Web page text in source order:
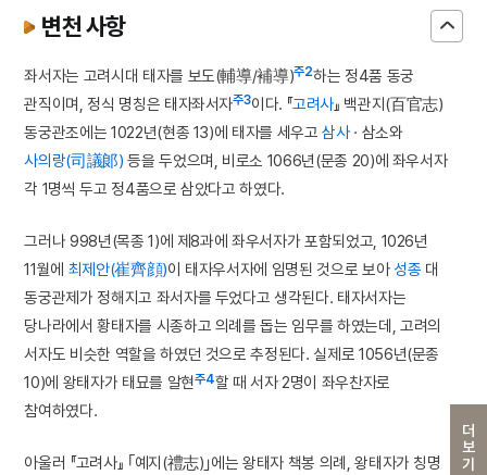
더보기
변천 사항
좌서자는 고려시대 태자를 보도(輔導/補導)주2하는 정4품 동궁
관직이며, 정식 명칭은 태자좌서자주3이다. 『고려사』 백관지(百官志)
동궁관조에는 1022년(현종 13)에 태자를 세우고삼사· 삼소와
사의랑(司議郞) 등을 두었으며, 비로소 1066년(문종 20)에 좌우서자
각 1명씩 두고 정4품으로 삼았다고 하였다.
그러나 998년(목종 1)에 제8과에 좌우서자가 포함되었고, 1026년
11월에 최제안(崔齊顔)이 태자우서자에 임명된 것으로 보아 성종 대
동궁관제가 정해지고 좌서자를 두었다고 생각된다. 태자서자는
당나라에서 황태자를 시종하고 의례를 돕는 임무를 하였는데, 고려의
서자도 비슷한 역할을 하였던 것으로 추정된다. 실제로 1056년(문종
10)에 왕태자가 태묘를 알현주4할 때 서자 2명이 좌우찬자로
참여하였다.
아울러 『고려사』 ｢예지(禮志)｣에는 왕태자 책봉 의례, 왕태자가 칭명